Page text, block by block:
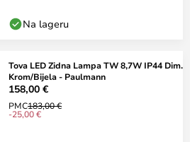
Na lageru
Tova LED Zidna Lampa TW 8,7W IP44 Dim.
Krom/Bijela - Paulmann
158,00 €
PMC183,00 €
-25,00 €